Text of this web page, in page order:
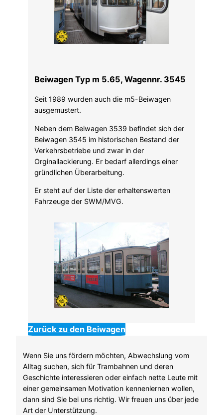
Beiwagen Typ m 5.65, Wagennr. 3545
Seit 1989 wurden auch die m5-Beiwagen
ausgemustert.
Neben dem Beiwagen 3539 befindet sich der
Beiwagen 3545 im historischen Bestand der
Verkehrsbetriebe und zwar in der
Orginallackierung. Er bedarf allerdings einer
gründlichen Überarbeitung.
Er steht auf der Liste der erhaltenswerten
Fahrzeuge der SWM/MVG.
Zurück zu den Beiwagen
Wenn Sie uns fördern möchten, Abwechslung vom
Alltag suchen, sich für Trambahnen und deren
Geschichte interessieren oder einfach nette Leute mit
einer gemeinsamen Motivation kennenlernen wollen,
dann sind Sie bei uns richtig. Wir freuen uns über jede
Art der Unterstützung.